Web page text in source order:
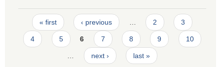
Pages
« first ‹ previous … 2 3
4 5 6 7 8 9 10
… next › last »